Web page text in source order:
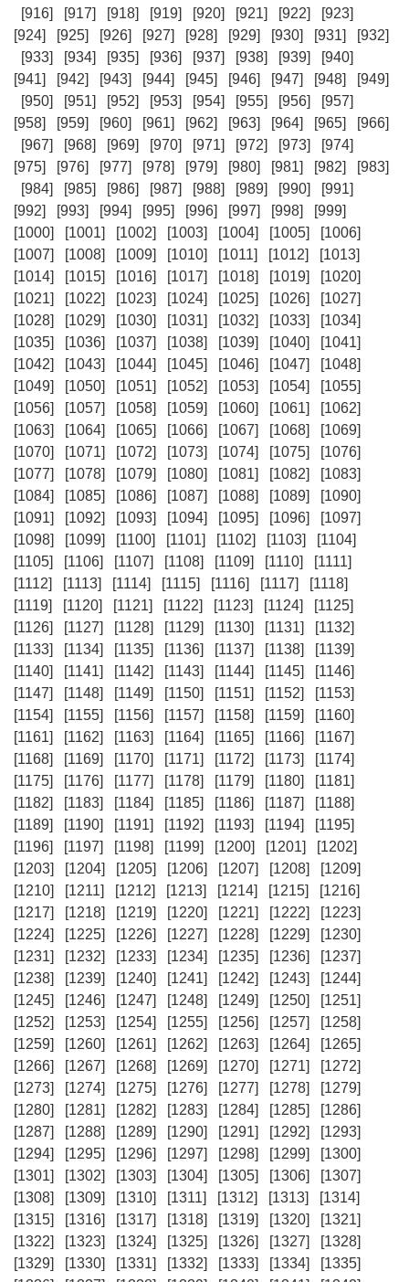
[916] [917] [918] [919] [920] [921] [922]
[923]
[924]
[925] [926] [927] [928] [929] [930] [931]
[932]
[933]
[934] [935] [936] [937] [938] [939]
[940]
[941]
[942] [943] [944] [945] [946] [947] [948]
[949]
[950]
[951] [952] [953] [954] [955] [956]
[957]
[958]
[959] [960] [961] [962] [963] [964] [965]
[966]
[967]
[968] [969] [970] [971] [972] [973]
[974]
[975]
[976] [977] [978] [979] [980] [981] [982]
[983]
[984]
[985] [986] [987] [988] [989] [990]
[991]
[992]
[993] [994] [995] [996] [997] [998]
[999]
[1000]
[1001] [1002] [1003] [1004] [1005]
[1006]
[1007]
[1008] [1009] [1010] [1011] [1012]
[1013]
[1014]
[1015] [1016] [1017] [1018] [1019]
[1020]
[1021]
[1022] [1023] [1024] [1025] [1026]
[1027]
[1028]
[1029] [1030] [1031] [1032] [1033]
[1034]
[1035]
[1036] [1037] [1038] [1039] [1040]
[1041]
[1042]
[1043] [1044] [1045] [1046] [1047]
[1048]
[1049]
[1050] [1051] [1052] [1053] [1054]
[1055]
[1056]
[1057] [1058] [1059] [1060] [1061]
[1062]
[1063]
[1064] [1065] [1066] [1067] [1068]
[1069]
[1070]
[1071] [1072] [1073] [1074] [1075]
[1076]
[1077]
[1078] [1079] [1080] [1081] [1082]
[1083]
[1084]
[1085] [1086] [1087] [1088] [1089]
[1090]
[1091]
[1092] [1093] [1094] [1095] [1096]
[1097]
[1098]
[1099] [1100] [1101] [1102] [1103]
[1104]
[1105]
[1106] [1107] [1108] [1109] [1110]
[1111]
[1112]
[1113] [1114] [1115] [1116] [1117]
[1118]
[1119]
[1120] [1121] [1122] [1123] [1124]
[1125]
[1126]
[1127] [1128] [1129] [1130] [1131]
[1132]
[1133]
[1134] [1135] [1136] [1137] [1138]
[1139]
[1140]
[1141] [1142] [1143] [1144] [1145]
[1146]
[1147]
[1148] [1149] [1150] [1151] [1152]
[1153]
[1154]
[1155] [1156] [1157] [1158] [1159]
[1160]
[1161]
[1162] [1163] [1164] [1165] [1166]
[1167]
[1168]
[1169] [1170] [1171] [1172] [1173]
[1174]
[1175]
[1176] [1177] [1178] [1179] [1180]
[1181]
[1182]
[1183] [1184] [1185] [1186] [1187]
[1188]
[1189]
[1190] [1191] [1192] [1193] [1194]
[1195]
[1196]
[1197] [1198] [1199] [1200] [1201]
[1202]
[1203]
[1204] [1205] [1206] [1207] [1208]
[1209]
[1210]
[1211] [1212] [1213] [1214] [1215]
[1216]
[1217]
[1218] [1219] [1220] [1221] [1222]
[1223]
[1224]
[1225] [1226] [1227] [1228] [1229]
[1230]
[1231]
[1232] [1233] [1234] [1235] [1236]
[1237]
[1238]
[1239] [1240] [1241] [1242] [1243]
[1244]
[1245]
[1246] [1247] [1248] [1249] [1250]
[1251]
[1252]
[1253] [1254] [1255] [1256] [1257]
[1258]
[1259]
[1260] [1261] [1262] [1263] [1264]
[1265]
[1266]
[1267] [1268] [1269] [1270] [1271]
[1272]
[1273]
[1274] [1275] [1276] [1277] [1278]
[1279]
[1280]
[1281] [1282] [1283] [1284] [1285]
[1286]
[1287]
[1288] [1289] [1290] [1291] [1292]
[1293]
[1294]
[1295] [1296] [1297] [1298] [1299]
[1300]
[1301]
[1302] [1303] [1304] [1305] [1306]
[1307]
[1308]
[1309] [1310] [1311] [1312] [1313]
[1314]
[1315]
[1316] [1317] [1318] [1319] [1320]
[1321]
[1322]
[1323] [1324] [1325] [1326] [1327]
[1328]
[1329]
[1330] [1331] [1332] [1333] [1334]
[1335]